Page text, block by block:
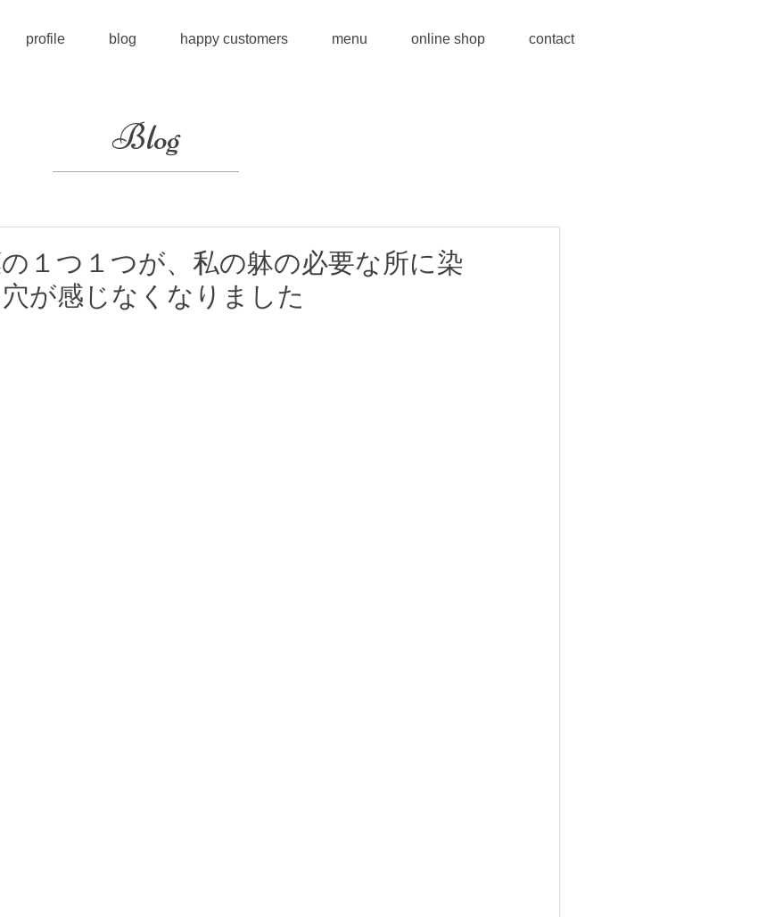
profile blog happy customers menu online shop contact
Blog
１つ１つが、私の躰の必要な所に染
が感じなくなりました